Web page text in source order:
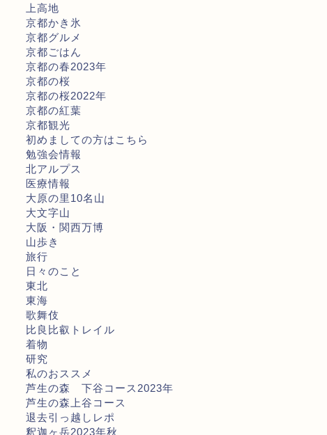
上高地
京都かき氷
京都グルメ
京都ごはん
京都の春2023年
京都の桜
京都の桜2022年
京都の紅葉
京都観光
初めましての方はこちら
勉強会情報
北アルプス
医療情報
大原の里10名山
大文字山
大阪・関西万博
山歩き
旅行
日々のこと
東北
東海
歌舞伎
比良比叡トレイル
着物
研究
私のおススメ
芦生の森 下谷コース2023年
芦生の森上谷コース
退去引っ越しレポ
釈迦ヶ岳2023年秋